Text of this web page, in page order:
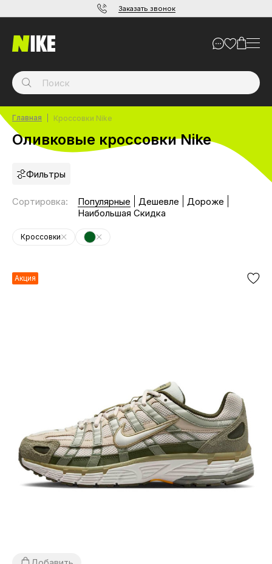
Заказать звонок
Главная Кроссовки Nike
Оливковые кроссовки Nike
Фильтры
Сортировка: Популярные Дешевле
Дороже
Наибольшая Скидка
Кроссовки
Акция